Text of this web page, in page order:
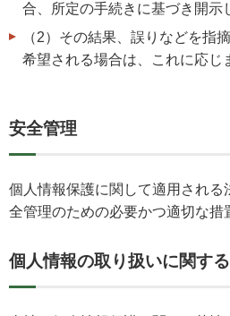
合、所定の手続きに基づき開示
（2）その結果、誤りなどを指
希望される場合は、これに応じ
安全管理
個人情報保護に関して適用される
全管理のための必要かつ適切な措
個人情報の取り扱いに関す